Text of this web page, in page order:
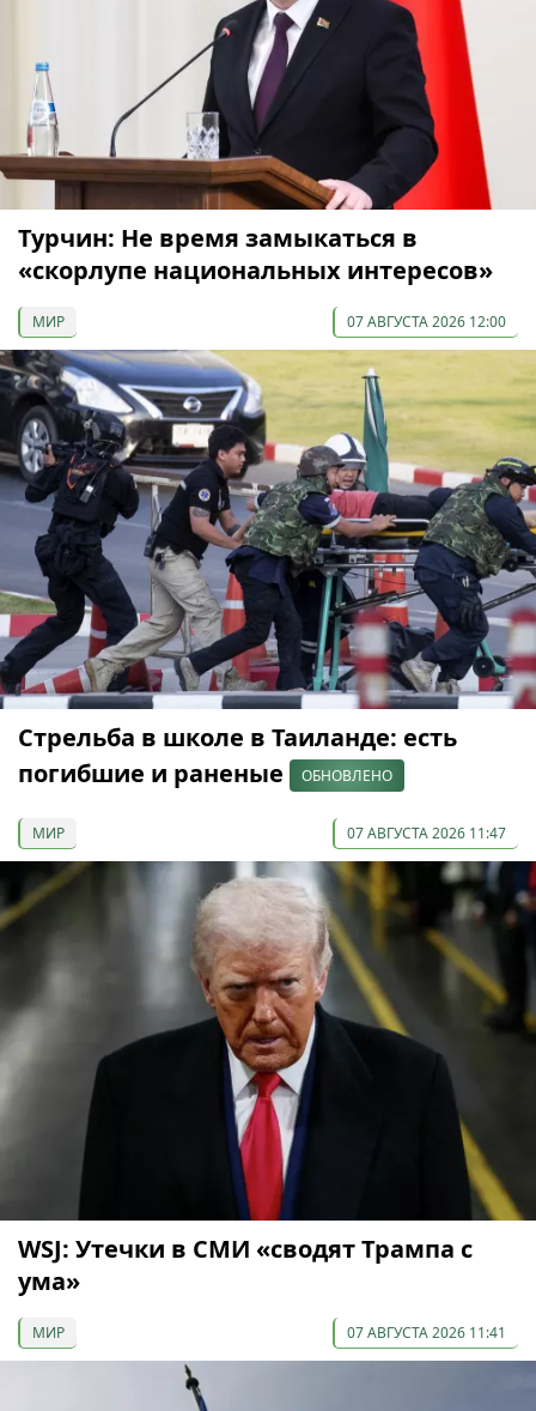
Турчин: Не время замыкаться в
«скорлупе национальных интересов»
МИР 07 АВГУСТА 2026 12:00
Стрельба в школе в Таиланде: есть
погибшие и раненые
ОБНОВЛЕНО
МИР 07 АВГУСТА 2026 11:47
WSJ: Утечки в СМИ «сводят Трампа с
ума»
МИР 07 АВГУСТА 2026 11:41